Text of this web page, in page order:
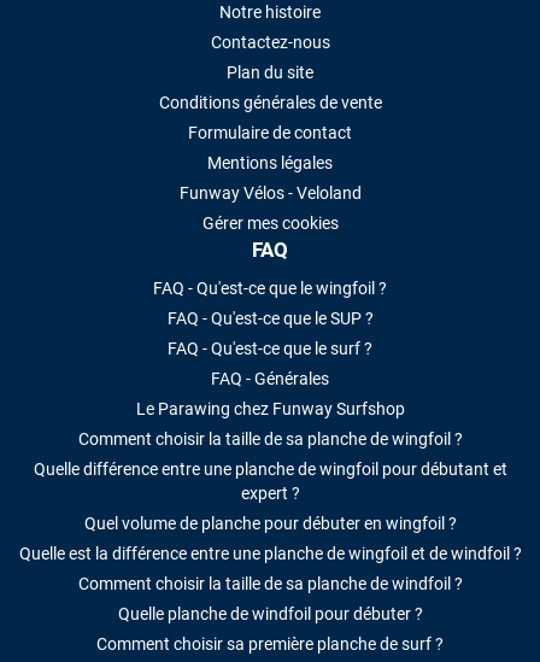
Notre histoire
Contactez-nous
Plan du site
Conditions générales de vente
Formulaire de contact
Mentions légales
Funway Vélos - Veloland
Gérer mes cookies
FAQ
FAQ - Qu'est-ce que le wingfoil ?
FAQ - Qu'est-ce que le SUP ?
FAQ - Qu'est-ce que le surf ?
FAQ - Générales
Le Parawing chez Funway Surfshop
Comment choisir la taille de sa planche de wingfoil ?
Quelle différence entre une planche de wingfoil pour débutant et
expert ?
Quel volume de planche pour débuter en wingfoil ?
Quelle est la différence entre une planche de wingfoil et de windfoil ?
Comment choisir la taille de sa planche de windfoil ?
Quelle planche de windfoil pour débuter ?
Comment choisir sa première planche de surf ?